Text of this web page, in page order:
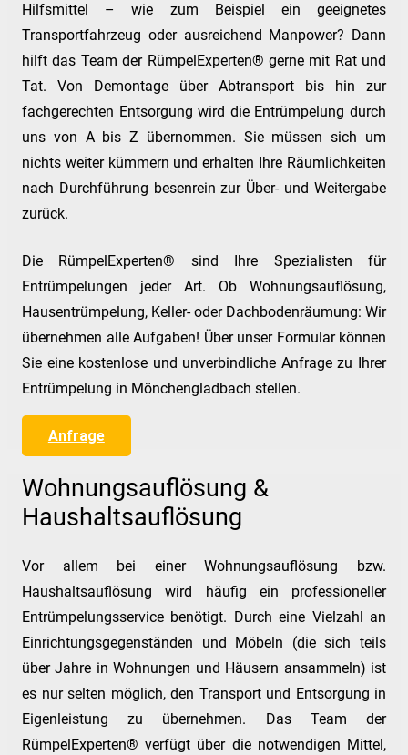
Hilfsmittel – wie zum Beispiel ein geeignetes
Transportfahrzeug oder ausreichend Manpower? Dann
hilft das Team der RümpelExperten® gerne mit Rat und
Tat. Von Demontage über Abtransport bis hin zur
fachgerechten Entsorgung wird die Entrümpelung durch
uns von A bis Z übernommen. Sie müssen sich um
nichts weiter kümmern und erhalten Ihre Räumlichkeiten
nach Durchführung besenrein zur Über- und Weitergabe
zurück.
Die RümpelExperten® sind Ihre Spezialisten für
Entrümpelungen jeder Art. Ob Wohnungsauflösung,
Hausentrümpelung, Keller- oder Dachbodenräumung: Wir
übernehmen alle Aufgaben! Über unser Formular können
Sie eine kostenlose und unverbindliche Anfrage zu Ihrer
Entrümpelung in Mönchengladbach stellen.
Anfrage
Wohnungsauflösung &
Haushaltsauflösung
Vor allem bei einer Wohnungsauflösung bzw.
Haushaltsauflösung wird häufig ein professioneller
Entrümpelungsservice benötigt. Durch eine Vielzahl an
Einrichtungsgegenständen und Möbeln (die sich teils
über Jahre in Wohnungen und Häusern ansammeln) ist
es nur selten möglich, den Transport und Entsorgung in
Eigenleistung zu übernehmen. Das Team der
RümpelExperten® verfügt über die notwendigen Mittel,